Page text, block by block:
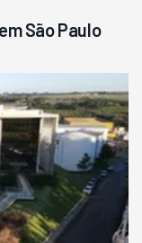
São Paulo